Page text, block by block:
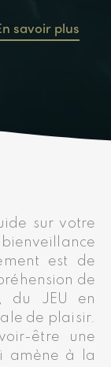
savoir plus
sur votre
est de
de
du JEU en
de plaisir.
être une
amène à la